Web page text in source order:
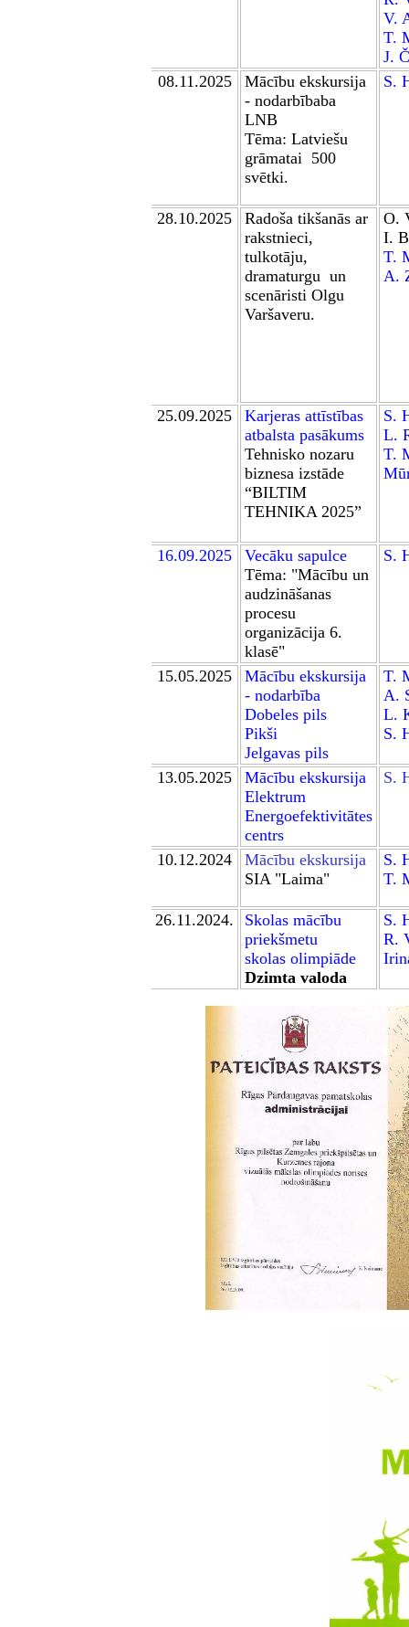
V.
T.
J.
08.11.2025
Mācību ekskursija
- nodarbībaba
LNB
Tēma: Latviešu
grāmatai 500
svētki.
S.
28.10.2025
Radoša tikšanās ar
rakstnieci,
tulkotāju,
dramaturgu un
scenāristi Olgu
Varšaveru.
O.
I.
T.
A.
25.09.2025
Karjeras attīstības
atbalsta pasākums
Tehnisko nozaru
biznesa izstāde
“BILTIM
TEHNIKA 2025”
S.
L.
T.
16.09.2025
Vecāku sapulce
Tēma: "Mācību un
audzināšanas
procesu
organizācija 6.
klasē"
S.
15.05.2025 Mācību ekskursija
- nodarbība
Dobeles pils
Pikši
Jelgavas pils
T.
A.
L.
S.
13.05.2025
Mācību ekskursija
Elektrum
Energoefektivitātes
centrs
S.
10.12.2024
Mācību ekskursija
SIA "Laima"
S.
T.
26.11.2024. Skolas mācību
priekšmetu
skolas olimpiāde
Dzimta valoda
S.
R.